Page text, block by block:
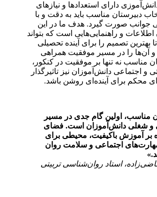
دارای استعدادها و نیازهای
دبیرستان مناسب باید به دقت و با
جوانب صورت گیرد. هدف ما در این
اطلاعات و راهنمایی‌هایی است که بتواند
بهترین تصمیم را برای آینده تحصیلی
و آن‌ها را در مسیر موفقیت همراهی
مناسب نه تنها بر موفقیت در کنکور،
اجتماعی دانش‌آموزان نیز تاثیرگذار
محکم برای آینده‌ای روشن باشد.
مناسب، اولین گام جدی در مسیر
و شغلی دانش‌آموزان است. فضای
بر آموزش باکیفیت، محیطی برای
اجتماعی و سلامت روان
استاد روان‌شناسی تربیتی